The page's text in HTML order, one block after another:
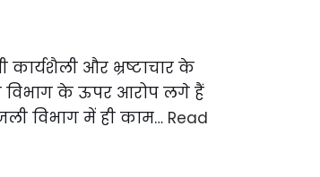
कार्यशैली और भ्रष्टाचार के
विभाग के ऊपर आरोप लगे हैं
विभाग में ही काम… Read